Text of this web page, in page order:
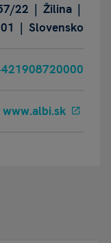
22 | Žilina |
| Slovensko
www.albi.sk